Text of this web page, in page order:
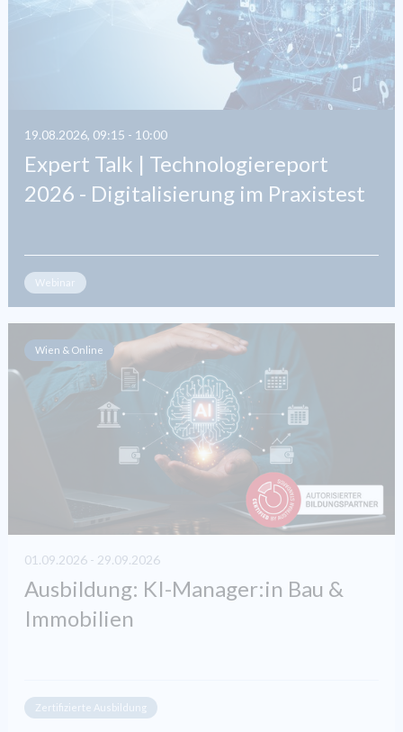
19.08.2026, 09:15 - 10:00
Expert Talk | Technologiereport
2026 - Digitalisierung im Praxistest
Webinar
Wien & Online
01.09.2026 - 29.09.2026
Ausbildung: KI-Manager:in Bau &
Immobilien
Zertifizierte Ausbildung